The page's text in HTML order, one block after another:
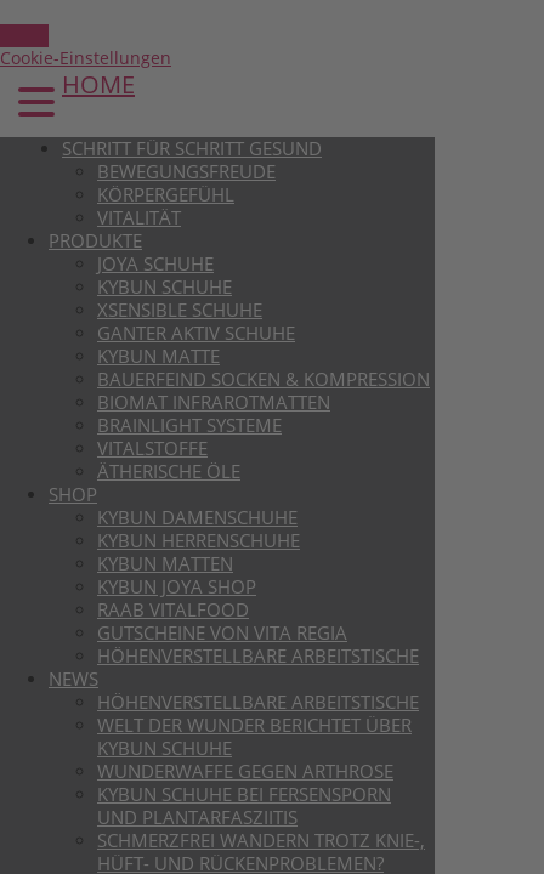
Cookie-Einstellungen
HOME
SCHRITT FÜR SCHRITT GESUND
BEWEGUNGSFREUDE
KÖRPERGEFÜHL
VITALITÄT
PRODUKTE
JOYA SCHUHE
KYBUN SCHUHE
XSENSIBLE SCHUHE
GANTER AKTIV SCHUHE
KYBUN MATTE
BAUERFEIND SOCKEN & KOMPRESSION
BIOMAT INFRAROTMATTEN
BRAINLIGHT SYSTEME
VITALSTOFFE
ÄTHERISCHE ÖLE
SHOP
KYBUN DAMENSCHUHE
KYBUN HERRENSCHUHE
KYBUN MATTEN
KYBUN JOYA SHOP
RAAB VITALFOOD
GUTSCHEINE VON VITA REGIA
HÖHENVERSTELLBARE ARBEITSTISCHE
NEWS
HÖHENVERSTELLBARE ARBEITSTISCHE
WELT DER WUNDER BERICHTET ÜBER
KYBUN SCHUHE
WUNDERWAFFE GEGEN ARTHROSE
KYBUN SCHUHE BEI FERSENSPORN
UND PLANTARFASZIITIS
SCHMERZFREI WANDERN TROTZ KNIE-,
HÜFT- UND RÜCKENPROBLEMEN?